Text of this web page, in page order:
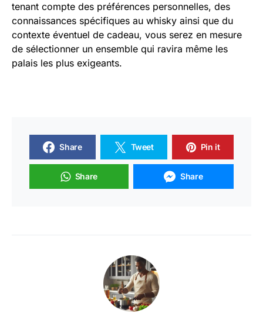
tenant compte des préférences personnelles, des
connaissances spécifiques au whisky ainsi que du
contexte éventuel de cadeau, vous serez en mesure
de sélectionner un ensemble qui ravira même les
palais les plus exigeants.
Share Tweet Pin it
Share Share